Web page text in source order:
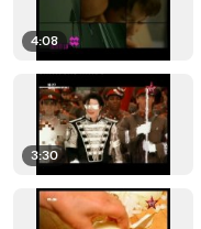
4:08
3:30